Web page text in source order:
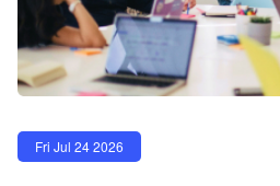
Fri Jul 24 2026